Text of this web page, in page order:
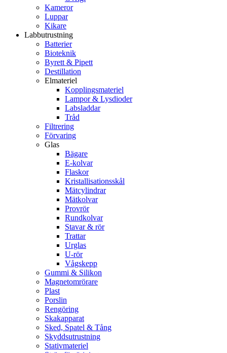
Kameror
Luppar
Kikare
Labbutrustning
Batterier
Bioteknik
Byrett & Pipett
Destillation
Elmateriel
Kopplingsmateriel
Lampor & Lysdioder
Labsladdar
Tråd
Filtrering
Förvaring
Glas
Bägare
E-kolvar
Flaskor
Kristallisationsskål
Mätcylindrar
Mätkolvar
Provrör
Rundkolvar
Stavar & rör
Trattar
Urglas
U-rör
Vågskepp
Gummi & Silikon
Magnetomrörare
Plast
Porslin
Rengöring
Skakapparat
Sked, Spatel & Tång
Skyddsutrustning
Stativmateriel